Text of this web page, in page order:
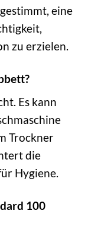
eine
zu erzielen.
Es kann
Trockner
die
Hygiene.
100